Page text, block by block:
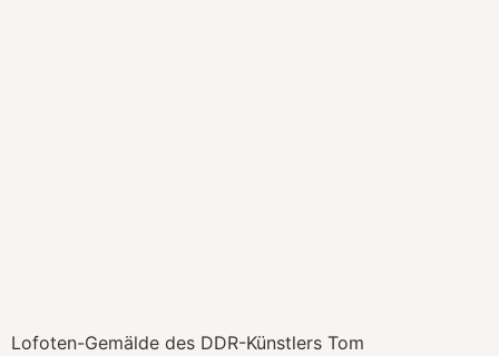
Lofoten-Gemälde des DDR-Künstlers Tom